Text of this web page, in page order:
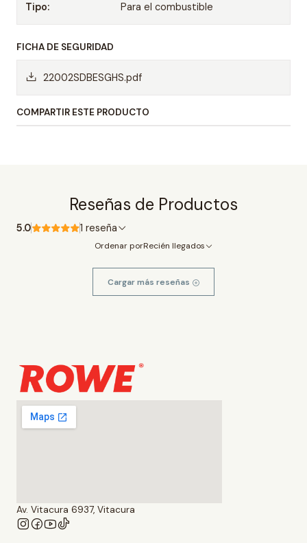
Tipo: Para el combustible
FICHA DE SEGURIDAD
22002SDBESGHS.pdf
COMPARTIR ESTE PRODUCTO
Reseñas de Productos
5.0 1 reseña
Ordenar porRecién llegados
Cargar más reseñas
Av. Vitacura 6937, Vitacura